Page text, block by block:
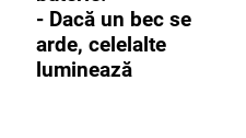
- Dacă un bec se
arde, celelalte
luminează